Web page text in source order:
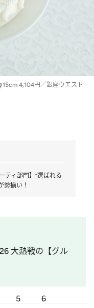
4,104円／銀座ウエスト
ティ部門】“選ばれる
勢揃い！
大熱戦の【グル
5 6